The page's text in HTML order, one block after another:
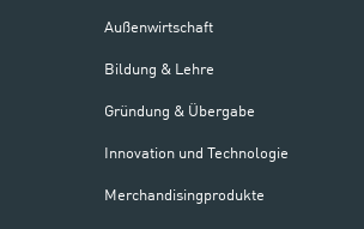
Außenwirtschaft
Bildung & Lehre
Gründung & Übergabe
Innovation und Technologie
Merchandisingprodukte